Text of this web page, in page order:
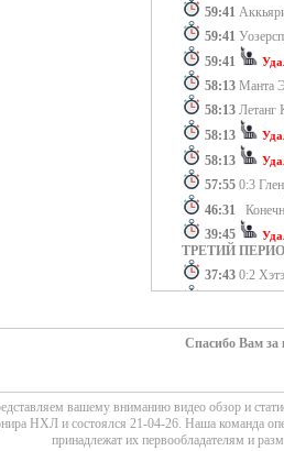
59:41
59:41
59:41
58:13 Манта
58:13 Летанг
58:13
58:13
57:55 0:3
46:31
39:45
ТРЕТИЙ
37:43 0:2
33:390:1
25:34
ВТОРОЙ
10:13
09:01
Спасибо Вам за
вашему вниманию видео обзор и
НХЛ и состоялся 21-04-26. Наша команда
принадлежат их первообладателям и